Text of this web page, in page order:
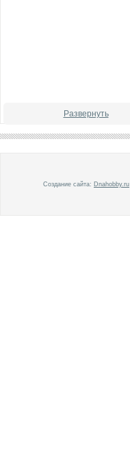
Развернуть
Создание сайта: Dnahobby.ru